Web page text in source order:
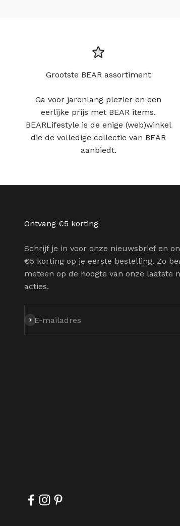
Grootste BEAR assortiment
Ga voor jarenlang plezier en een
eerlijke prijs met BEAR items.
BEARLifestyle is de enige (web)winkel
die de volledige collectie van BEAR
aanbiedt.
Ontvang €5 korting
Schrijf je in voor onze nieuwsbrief en
€5 korting op je eerste bestelling. Zo
meteen op de hoogte van onze laatste
acties.
E-mailadres
Abonneren